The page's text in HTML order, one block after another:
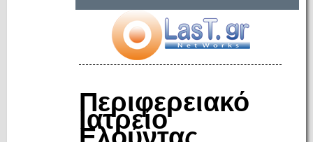
Περιφερειακό
Ιατρείο